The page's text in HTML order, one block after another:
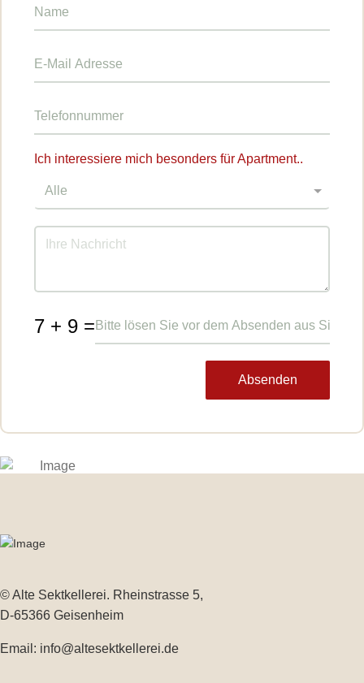
Ich interessiere mich besonders für Apartment..
7 + 9 =
Absenden
© Alte Sektkellerei. Rheinstrasse 5,
D-65366 Geisenheim
Email: info@altesektkellerei.de